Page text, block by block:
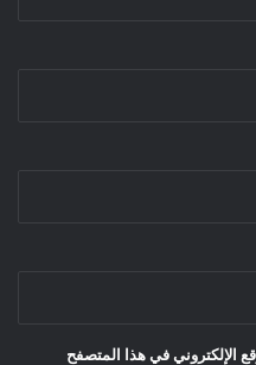
الإلكتروني في هذا المتصفح